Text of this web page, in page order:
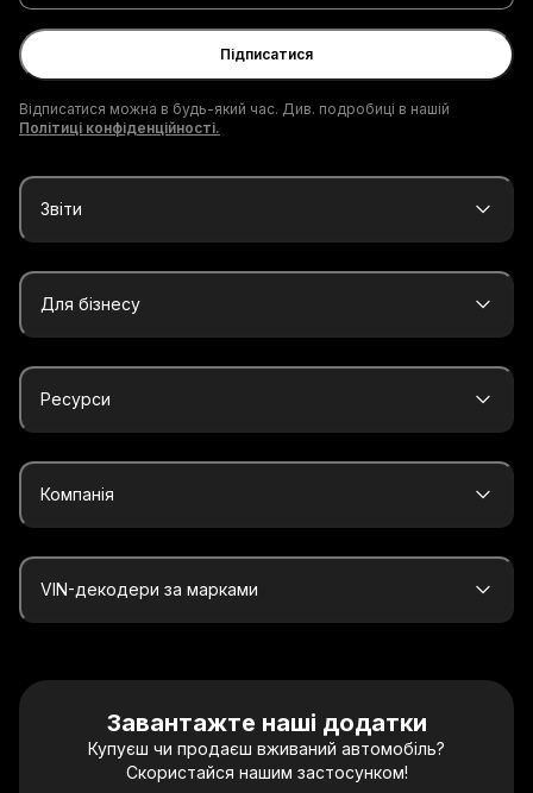
електронної
пошти
Підписатися
Відписатися можна в будь-який час. Див. подробиці в нашій
Політиці конфіденційності.
Звіти
Для бізнесу
Ресурси
Компанія
VIN-декодери за марками
Завантажте наші додатки
Купуєш чи продаєш вживаний автомобіль?
Скористайся нашим застосунком!